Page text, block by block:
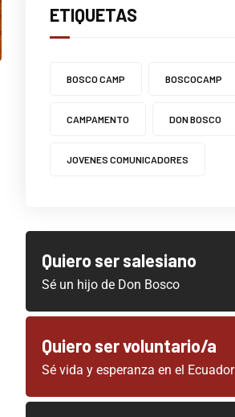
ETIQUETAS
BOSCO CAMP BOSCOCAMP
CAMPAMENTO DON BOSCO
JOVENES COMUNICADORES
Quiero ser salesiano
Sé un hijo de Don Bosco
Quiero ser voluntario/a
Sé vida y esperanza en el Ecuador